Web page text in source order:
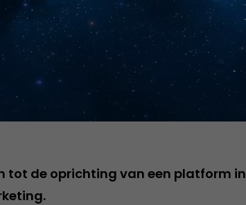
tot de oprichting van een platform in